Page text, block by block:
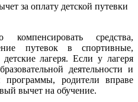
средства,
путевок в спортивные,
лагеря. Если у лагеря
деятельности и
программы, родители вправе
вычет на обучение.